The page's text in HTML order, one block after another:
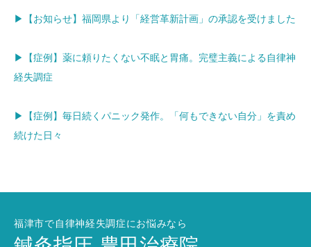
▶【お知らせ】福岡県より「経営革新計画」の承認を受けました
▶【症例】薬に頼りたくない不眠と胃痛。完璧主義による自律神
経失調症
▶【症例】毎日続くパニック発作。「何もできない自分」を責め
続けた日々
福津市で自律神経失調症にお悩みなら